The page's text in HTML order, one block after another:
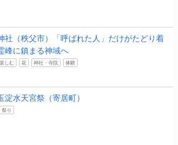
社（秩父市）「呼ばれた人」だけがたどり着
峰に鎮まる神域へ
しむ 花 神社・寺院 体験
淀水天宮祭（寄居町）
祭り